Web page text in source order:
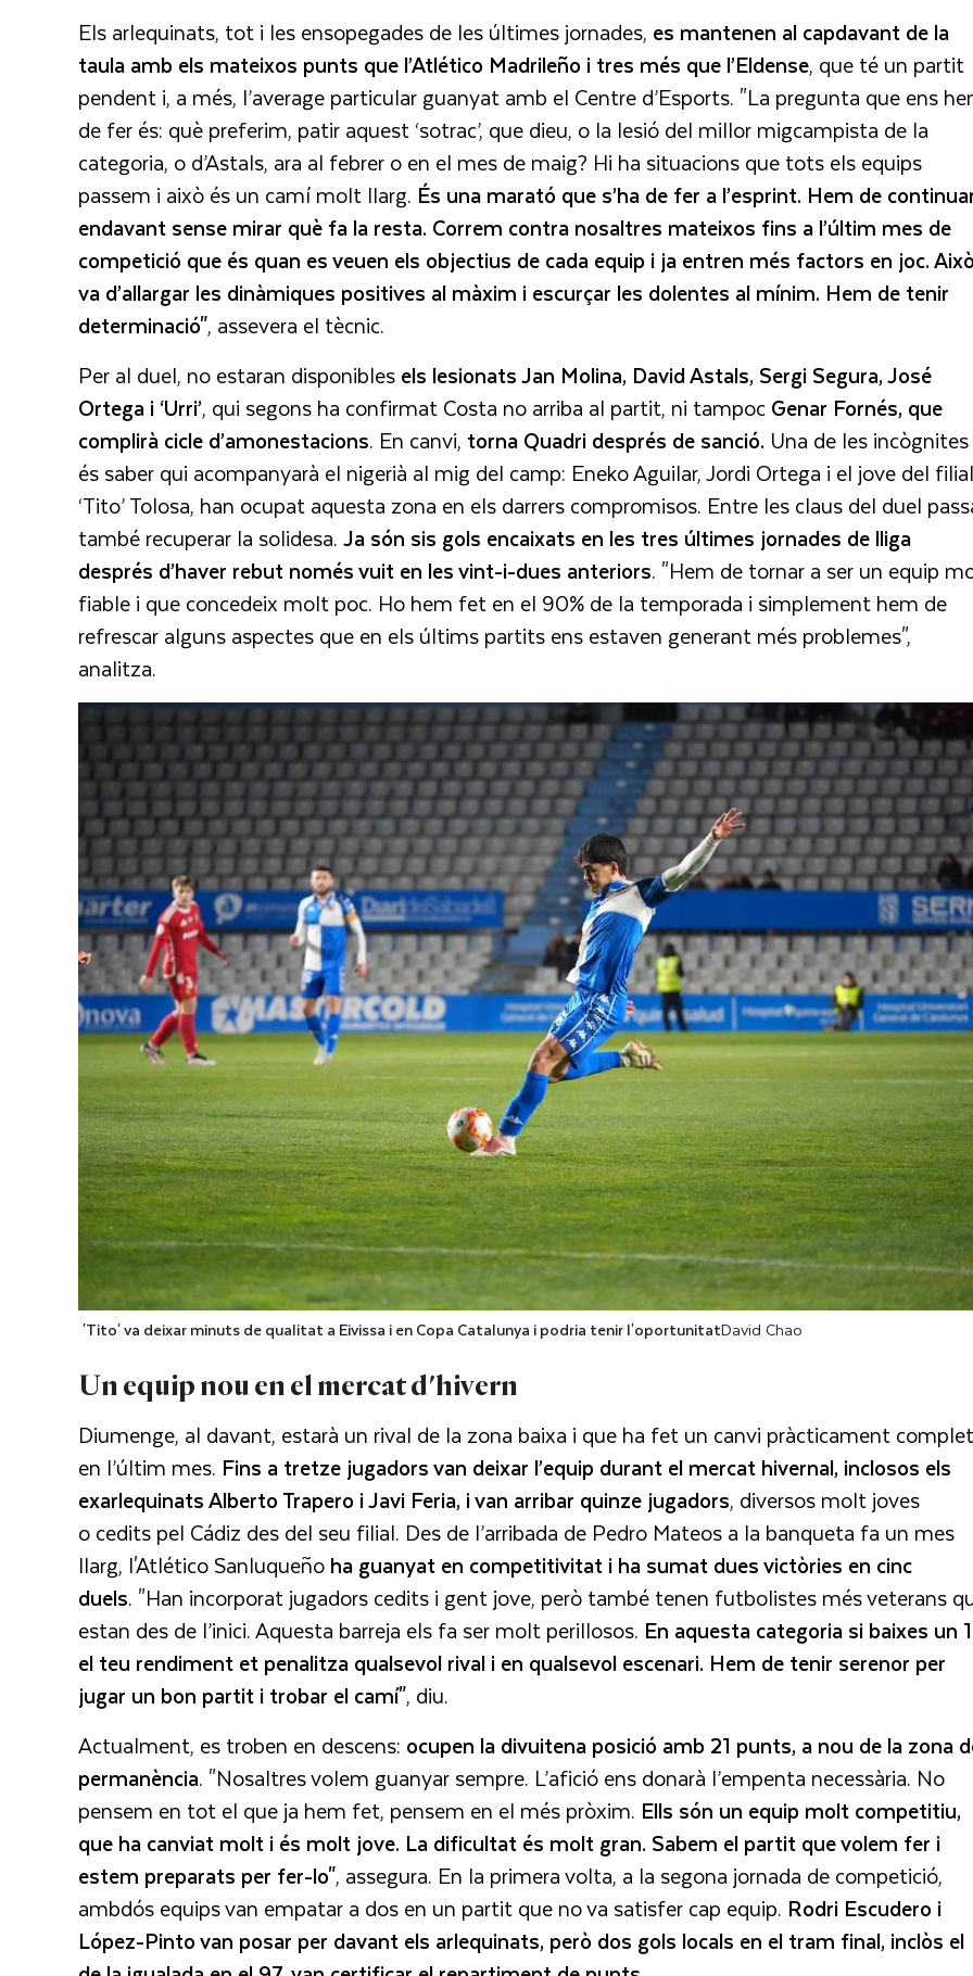
Els arlequinats, tot i les ensopegades de les últimes jornades, es mantenen al capdavant de la
taula amb els mateixos punts que l’Atlético Madrileño i tres més que l’Eldense, que té un partit
pendent i, a més, l’average particular guanyat amb el Centre d’Esports. "La pregunta que ens
de fer és: què preferim, patir aquest ‘sotrac’, que dieu, o la lesió del millor migcampista de la
categoria, o d’Astals, ara al febrer o en el mes de maig? Hi ha situacions que tots els equips
passem i això és un camí molt llarg. És una marató que s’ha de fer a l’esprint. Hem de
endavant sense mirar què fa la resta. Correm contra nosaltres mateixos fins a l’últim mes de
competició que és quan es veuen els objectius de cada equip i ja entren més factors en joc.
va d’allargar les dinàmiques positives al màxim i escurçar les dolentes al mínim. Hem de tenir
determinació", assevera el tècnic.
Per al duel, no estaran disponiblesels lesionats Jan Molina, David Astals, Sergi Segura, José
Ortega i ‘Urri’, qui segons ha confirmat Costa no arriba al partit, ni tampocGenar Fornés, que
complirà cicle d’amonestacions. En canvi, torna Quadri després de sanció. Una de les incògnites
és saber qui acompanyarà el nigerià al mig del camp: Eneko Aguilar, Jordi Ortega i el jove del
‘Tito’ Tolosa, han ocupat aquesta zona en els darrers compromisos. Entre les claus del duel
també recuperar la solidesa.Ja són sis gols encaixats en les tres últimes jornades de lliga
després d’haver rebut només vuit en les vint-i-dues anteriors. "Hem de tornar a ser un equip
fiable i que concedeix molt poc. Ho hem fet en el 90% de la temporada i simplement hem de
refrescar alguns aspectes que en els últims partits ens estaven generant més problemes",
analitza.
'Tito' va deixar minuts de qualitat a Eivissa i en Copa Catalunya i podria tenir l'oportunitatDavid Chao
Un equip nou en el mercat d'hivern
Diumenge, al davant, estarà un rival de la zona baixa i que ha fet un canvi pràcticament complet
en l’últim mes. Fins a tretze jugadors van deixar l’equip durant el mercat hivernal, inclosos els
exarlequinats Alberto Trapero i Javi Feria, i van arribar quinze jugadors, diversos molt joves
o cedits pel Cádiz des del seu filial. Des de l’arribada de Pedro Mateos a la banqueta fa un mes
llarg, l'Atlético Sanluqueñoha guanyat en competitivitat i ha sumat dues victòries en cinc
duels. "Han incorporat jugadors cedits i gent jove, però també tenen futbolistes més veterans
estan des de l’inici. Aquesta barreja els fa ser molt perillosos. En aquesta categoria si baixes un
el teu rendiment et penalitza qualsevol rival i en qualsevol escenari. Hem de tenir serenor per
jugar un bon partit i trobar el camí", diu.
Actualment, es troben en descens: ocupen la divuitena posició amb 21 punts, a nou de la zona
permanència. "Nosaltres volem guanyar sempre. L’afició ens donarà l’empenta necessària. No
pensem en tot el que ja hem fet, pensem en el més pròxim. Ells són un equip molt competitiu,
que ha canviat molt i és molt jove. La dificultat és molt gran. Sabem el partit que volem fer i
estem preparats per fer-lo", assegura. En la primera volta, a la segona jornada de competició,
ambdós equips van empatar a dos en un partit que no va satisfer cap equip. Rodri Escudero i
López-Pinto van posar per davant els arlequinats, però dos gols locals en el tram final, inclòs el